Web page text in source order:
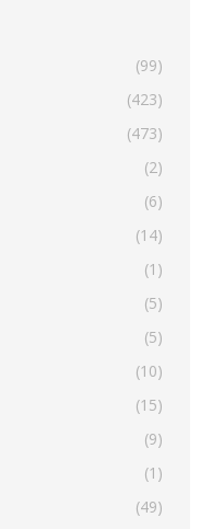
(99)
(423)
(473)
(2)
(6)
(14)
(1)
(5)
(5)
(10)
(15)
(9)
(1)
(49)